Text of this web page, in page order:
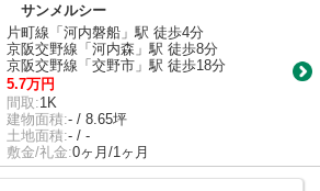
サンメルシー
片町線「河内磐船」駅 徒歩4分
京阪交野線「河内森」駅 徒歩8分
京阪交野線「交野市」駅 徒歩18分
5.7万円
間取:1K
建物面積:- / 8.65坪
土地面積:- / -
敷金/礼金:0ヶ月/1ヶ月